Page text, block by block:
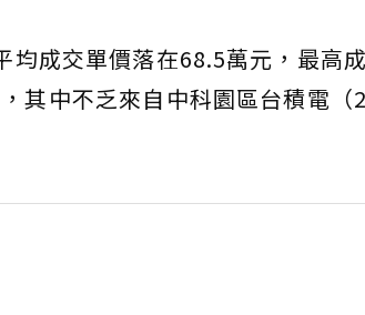
均成交單價落在68.5萬元，最高成
其中不乏來自中科園區台積電（2